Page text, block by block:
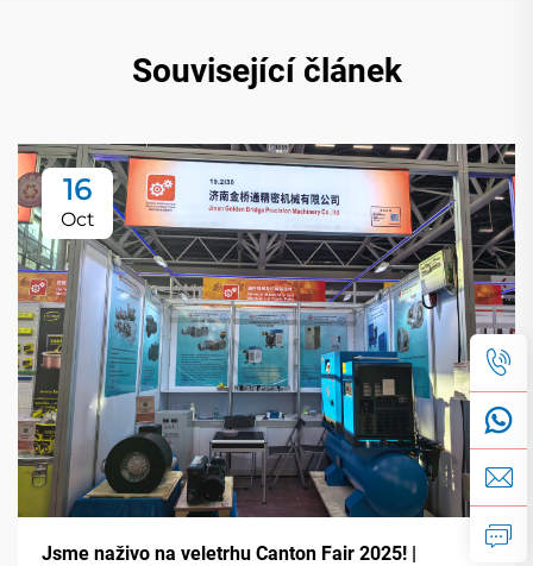
Související článek
16
Oct
Jsme naživo na veletrhu Canton Fair 2025! |